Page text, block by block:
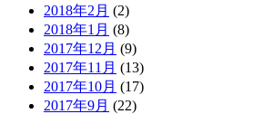
2018年2月 (2)
2018年1月 (8)
2017年12月 (9)
2017年11月 (13)
2017年10月 (17)
2017年9月 (22)